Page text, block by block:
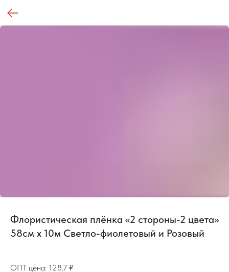
Флористическая плёнка «2 стороны-2 цвета»
58см x 10м Светло-фиолетовый и Розовый
128.7 ₽